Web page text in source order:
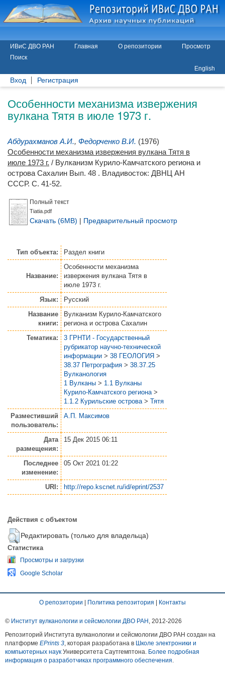
ИВиС ДВО РАН Главная О репозитории
Просмотр
Поиск
English
Вход Регистрация
Особенности механизма извержения
вулкана Тятя в июле 1973 г.
Абдурахманов А.И., Федорченко В.И. (1976)
Особенности механизма извержения вулкана Тятя в
июле 1973 г. / Вулканизм Курило-Камчатского региона и
острова Сахалин Вып. 48 . Владивосток: ДВНЦ АН
СССР. С. 41-52.
Полный текст
Tiatia.pdf
Скачать (6MB) | Предварительный просмотр
Тип объекта: Раздел книги
Название:
Особенности механизма
извержения вулкана Тятя в
июле 1973 г.
Язык:
Русский
Название
книги:
Вулканизм Курило-Камчатского
региона и острова Сахалин
Тематика:
3 ГРНТИ - Государственный
рубрикатор научно-технической
информации > 38 ГЕОЛОГИЯ >
38.37 Петрография > 38.37.25
Вулканология
1 Вулканы > 1.1 Вулканы
Курило-Камчатского региона >
1.1.2 Курильские острова > Тятя
Разместивший
пользователь:
А.П. Максимов
Дата
размещения:
15 Дек 2015 06:11
Последнее
изменение:
05 Окт 2021 01:22
URI: http://repo.kscnet.ru/id/eprint/2537
Действия с объектом
Редактировать (только для владельца)
Статистика
Просмотры и загрузки
Google Scholar
О репозитории | Политика репозитория | Контакты
© Институт вулканологии и сейсмологии ДВО РАН , 2012-2026
Репозиторий Института вулканологии и сейсмологии ДВО РАН создан на
платформе EPrints 3 , которая разработана в Школе электроники и
компьютерных наук Университета Саутгемптона. Более подробная
информация о разработчиках программного обеспечения